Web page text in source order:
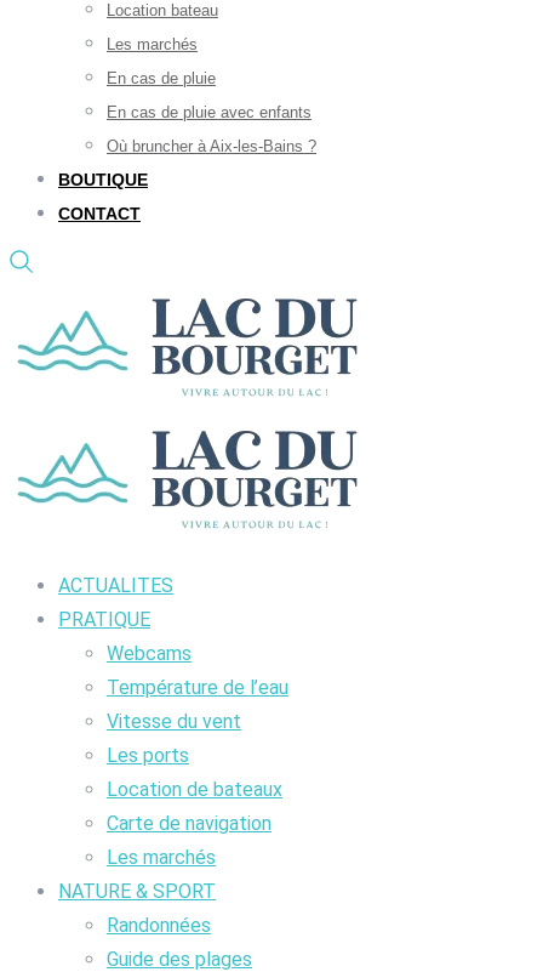
Location bateau
Les marchés
En cas de pluie
En cas de pluie avec enfants
Où bruncher à Aix-les-Bains ?
BOUTIQUE
CONTACT
ACTUALITES
PRATIQUE
Webcams
Température de l’eau
Vitesse du vent
Les ports
Location de bateaux
Carte de navigation
Les marchés
NATURE & SPORT
Randonnées
Guide des plages